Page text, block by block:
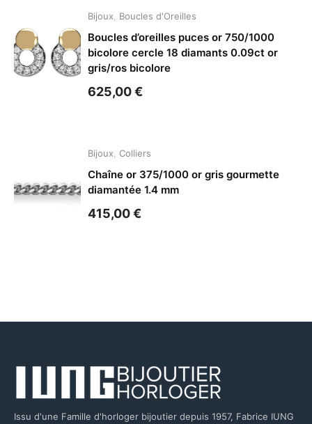
Bijoux Boucles d'Oreilles
Boucles d’oreilles puces or 750/1000
bicolore cercle 18 diamants 0.09ct or
gris/ros bicolore
625,00€
Bijoux Colliers
Chaîne or 375/1000 or gris gourmette
diamantée 1.4 mm
415,00€
Issu d'une Famille d'horloger bijoutier depuis 1957, Fabrice IUNG